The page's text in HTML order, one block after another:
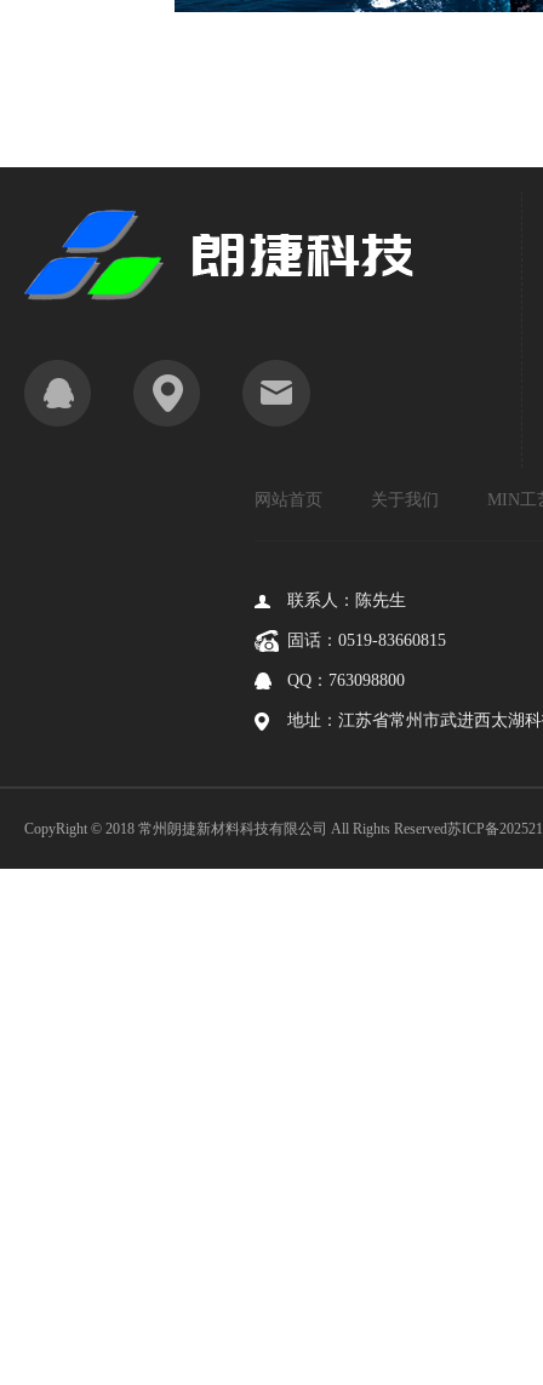
网站首页 关于我们 MIN工
联系人：陈先生
固话：0519-83660815
QQ：763098800
地址：江苏省常州市武进西太湖
CopyRight © 2018 常州朗捷新材料科技有限公司 All Rights Reserved苏ICP备